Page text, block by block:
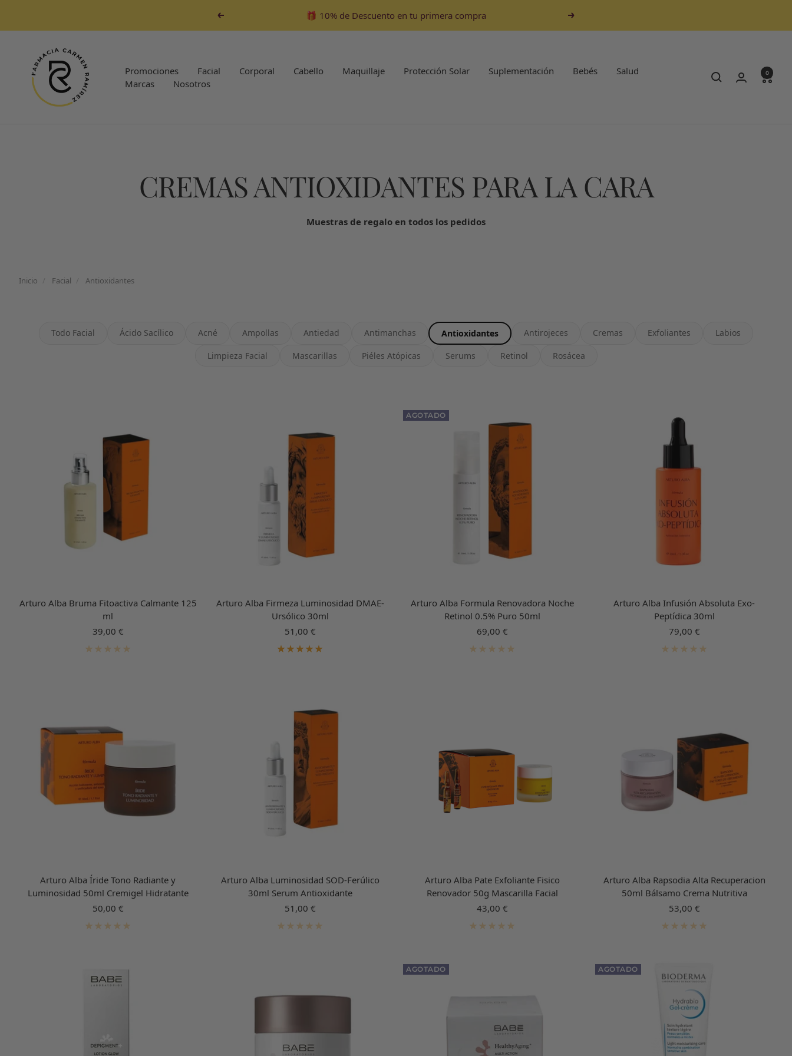
contenido
Anterior 🎁 10% de Descuento en tu primera compra Siguiente
Promociones Facial Corporal Cabello Maquillaje Protección Solar Suplementación Bebés
Salud
Marcas
Nosotros
Farmacia
Carmen
Ramirez
0
CREMAS ANTIOXIDANTES PARA LA CARA
Muestras de regalo en todos los pedidos
Inicio Facial Antioxidantes
Todo Facial Ácido Sacílico Acné Ampollas Antiedad Antimanchas Antioxidantes Antirojeces Cremas Exfoliantes Labios
Limpieza Facial Mascarillas Piéles Atópicas Serums Retinol Rosácea
Arturo Alba Bruma Fitoactiva Calmante 125
ml
Precio
de
39,00 €
Arturo Alba Firmeza Luminosidad DMAE-
Ursólico 30ml
Precio
de
51,00 €
AGOTADO
Arturo Alba Formula Renovadora Noche
Retinol 0.5% Puro 50ml
Precio
de
69,00 €
Arturo Alba Infusión Absoluta Exo-
Peptídica 30ml
Precio
de
79,00 €
Arturo Alba Íride Tono Radiante y
Luminosidad 50ml Cremigel Hidratante
Precio
de
50,00 €
Arturo Alba Luminosidad SOD-Ferúlico
30ml Serum Antioxidante
Precio
de
51,00 €
Arturo Alba Pate Exfoliante Fisico
Renovador 50g Mascarilla Facial
Precio
de
43,00 €
Arturo Alba Rapsodia Alta Recuperacion
50ml Bálsamo Crema Nutritiva
Precio
de
53,00 €
AGOTADO AGOTADO